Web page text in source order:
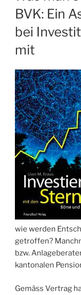
BVK: Ein
bei
mit
wie werden
getroffen?
bzw.
kantonalen
Gemäss Vertrag